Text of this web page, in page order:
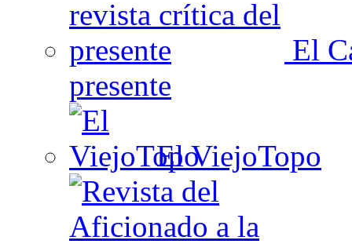
El
presente
El ViejoTopo